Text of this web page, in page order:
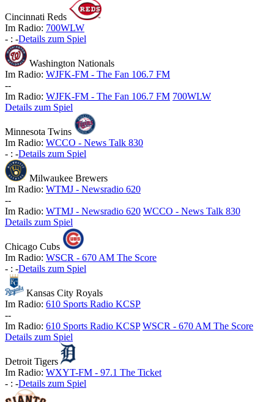
Cincinnati Reds
Im Radio: 700WLW
- : -Details zum Spiel
Washington Nationals
Im Radio: WJFK-FM - The Fan 106.7 FM
--
Im Radio: WJFK-FM - The Fan 106.7 FM 700WLW
Details zum Spiel
Minnesota Twins
Im Radio: WCCO - News Talk 830
- : -Details zum Spiel
Milwaukee Brewers
Im Radio: WTMJ - Newsradio 620
--
Im Radio: WTMJ - Newsradio 620 WCCO - News Talk 830
Details zum Spiel
Chicago Cubs
Im Radio: WSCR - 670 AM The Score
- : -Details zum Spiel
Kansas City Royals
Im Radio: 610 Sports Radio KCSP
--
Im Radio: 610 Sports Radio KCSP WSCR - 670 AM The Score
Details zum Spiel
Detroit Tigers
Im Radio: WXYT-FM - 97.1 The Ticket
- : -Details zum Spiel